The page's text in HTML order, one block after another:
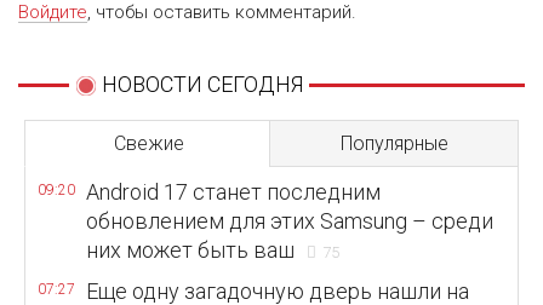
Войдите, чтобы оставить комментарий.
НОВОСТИ СЕГОДНЯ
Свежие Популярные
09:20
Android 17 станет последним
обновлением для этих Samsung – среди
них может быть ваш
75
07:27
Еще одну загадочную дверь нашли на